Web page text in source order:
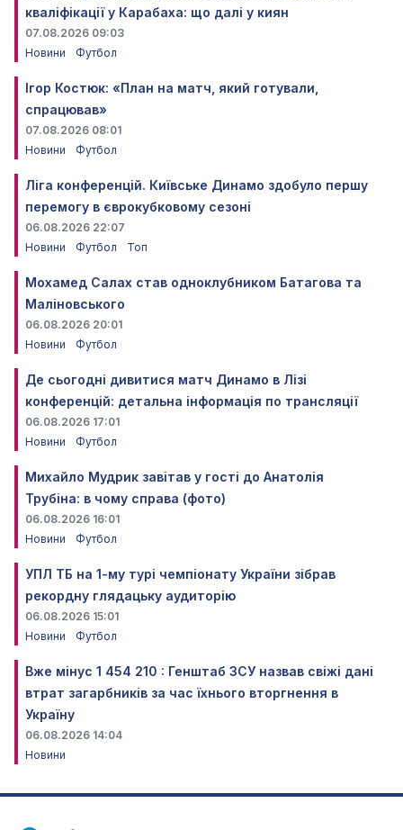
кваліфікації у Карабаха: що далі у киян
07.08.2026 09:03
Новини
Футбол
Ігор Костюк: «План на матч, який готували,
спрацював»
07.08.2026 08:01
Новини
Футбол
Ліга конференцій. Київське Динамо здобуло першу
перемогу в єврокубковому сезоні
06.08.2026 22:07
Новини
Футбол Топ
Мохамед Салах став одноклубником Батагова та
Маліновського
06.08.2026 20:01
Новини
Футбол
Де сьогодні дивитися матч Динамо в Лізі
конференцій: детальна інформація по трансляції
06.08.2026 17:01
Новини
Футбол
Михайло Мудрик завітав у гості до Анатолія
Трубіна: в чому справа (фото)
06.08.2026 16:01
Новини
Футбол
УПЛ ТБ на 1-му турі чемпіонату України зібрав
рекордну глядацьку аудиторію
06.08.2026 15:01
Новини
Футбол
Вже мінус 1 454 210 : Генштаб ЗСУ назвав свіжі дані
втрат загарбників за час їхнього вторгнення в
Україну
06.08.2026 14:04
Новини